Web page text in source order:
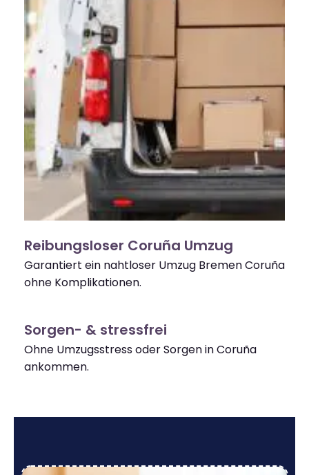
Reibungsloser Coruña Umzug
Garantiert ein nahtloser Umzug Bremen Coruña
ohne Komplikationen.
Sorgen- & stressfrei
Ohne Umzugsstress oder Sorgen in Coruña
ankommen.